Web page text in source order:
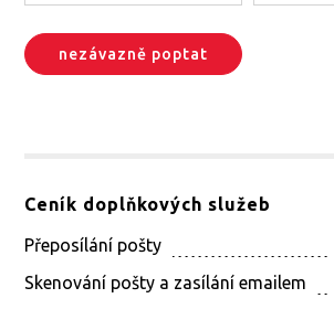
nezávazně poptat
Ceník doplňkových služeb
Přeposílání pošty
Skenování pošty a zasílání emailem